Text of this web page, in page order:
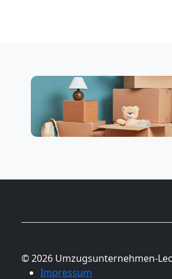
© 2026 Umzugsunternehmen-
Impressum